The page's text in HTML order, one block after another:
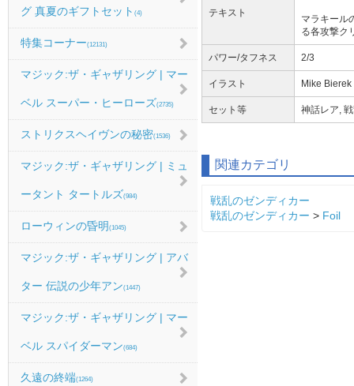
グ 真夏のギフトセット (4)
特集コーナー(12131)
マジック:ザ・ギャザリング | マー
ベル スーパー・ヒーローズ(2735)
ストリクスヘイヴンの秘密(1536)
マジック:ザ・ギャザリング | ミュ
ータント タートルズ(984)
ローウィンの昏明 (1045)
マジック:ザ・ギャザリング | アバ
ター 伝説の少年アン(1447)
マジック:ザ・ギャザリング | マー
ベル スパイダーマン(684)
久遠の終端(1264)
テキスト
マラキール
る各攻撃ク
パワー/タフネス 2/3
イラスト Mike Bierek
セット等 神話レア,
関連カテゴリ
戦乱のゼンディカー
戦乱のゼンディカー > Foil